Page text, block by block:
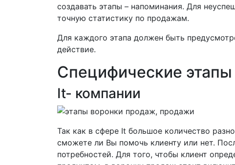
создавать этапы – напоминания. Для
точную статистику по продажам.
Для каждого этапа должен быть
действие.
Специфические
It- компании
Так как в сфере It большое количество
сможете ли Вы помочь клиенту или нет.
потребностей. Для того, чтобы клиент